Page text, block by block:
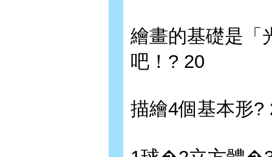
繪畫的基礎是
吧！? 20
描繪4個基本形?